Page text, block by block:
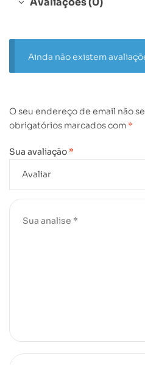
Ainda não existem
O seu endereço de email não
obrigatórios marcados com *
Sua avaliação *